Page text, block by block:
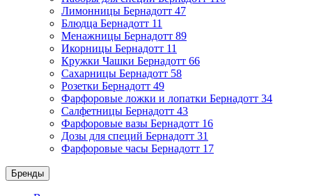
Лимонницы Бернадотт 47
Блюдца Бернадотт 11
Менажницы Бернадотт 89
Икорницы Бернадотт 11
Кружки Чашки Бернадотт 66
Сахарницы Бернадотт 58
Розетки Бернадотт 49
Фарфоровые ложки и лопатки Бернадотт 34
Салфетницы Бернадотт 43
Фарфоровые вазы Бернадотт 16
Дозы для специй Бернадотт 31
Фарфоровые часы Бернадотт 17
Бренды